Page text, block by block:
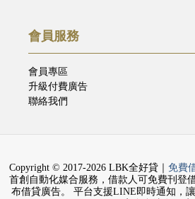
會員服務
會員專區
升級付費廣告
聯絡我們
Copyright © 2017-2026 LBK全好貸｜ 免費
首創自動化媒合服務，借款人可免費刊登
布借貸廣告。 平台支援LINE即時通知，